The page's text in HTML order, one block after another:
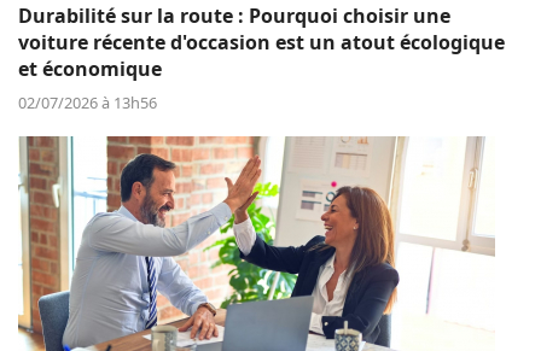
Durabilité sur la route : Pourquoi choisir une
voiture récente d'occasion est un atout écologique
et économique
02/07/2026 à 13h56